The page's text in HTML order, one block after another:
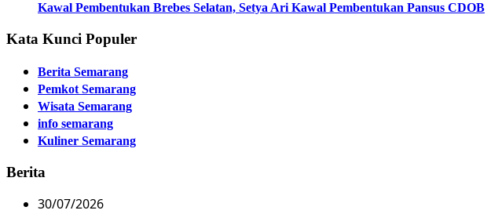
Kawal Pembentukan Brebes Selatan, Setya Ari Kawal Pembentukan Pansus CDOB
Kata Kunci Populer
Berita Semarang
Pemkot Semarang
Wisata Semarang
info semarang
Kuliner Semarang
Berita
30/07/2026